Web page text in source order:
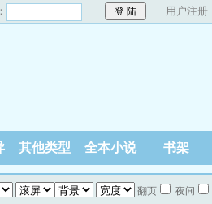
用户注册
其他类型 全本小说 书架
翻页 夜间